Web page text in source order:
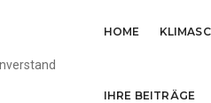
HOME
IHRE BEITRÄGE